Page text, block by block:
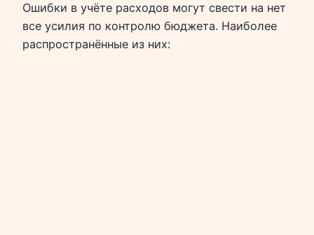
Ошибки в учёте расходов могут свести на нет
все усилия по контролю бюджета. Наиболее
распространённые из них: